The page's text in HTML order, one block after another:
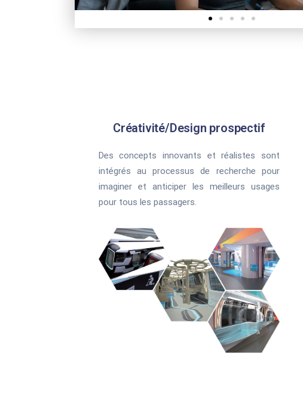
Créativité/Design prospectif
Des concepts innovants et réalistes sont
intégrés au processus de recherche pour
imaginer et anticiper les meilleurs usages
pour tous les passagers.